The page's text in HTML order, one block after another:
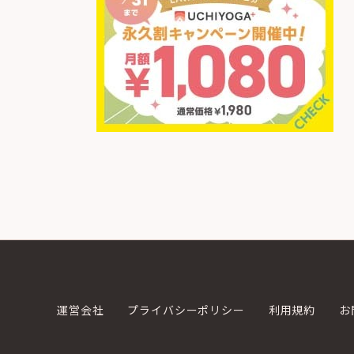
運営会社 プライバシーポリシー 利用規約 お